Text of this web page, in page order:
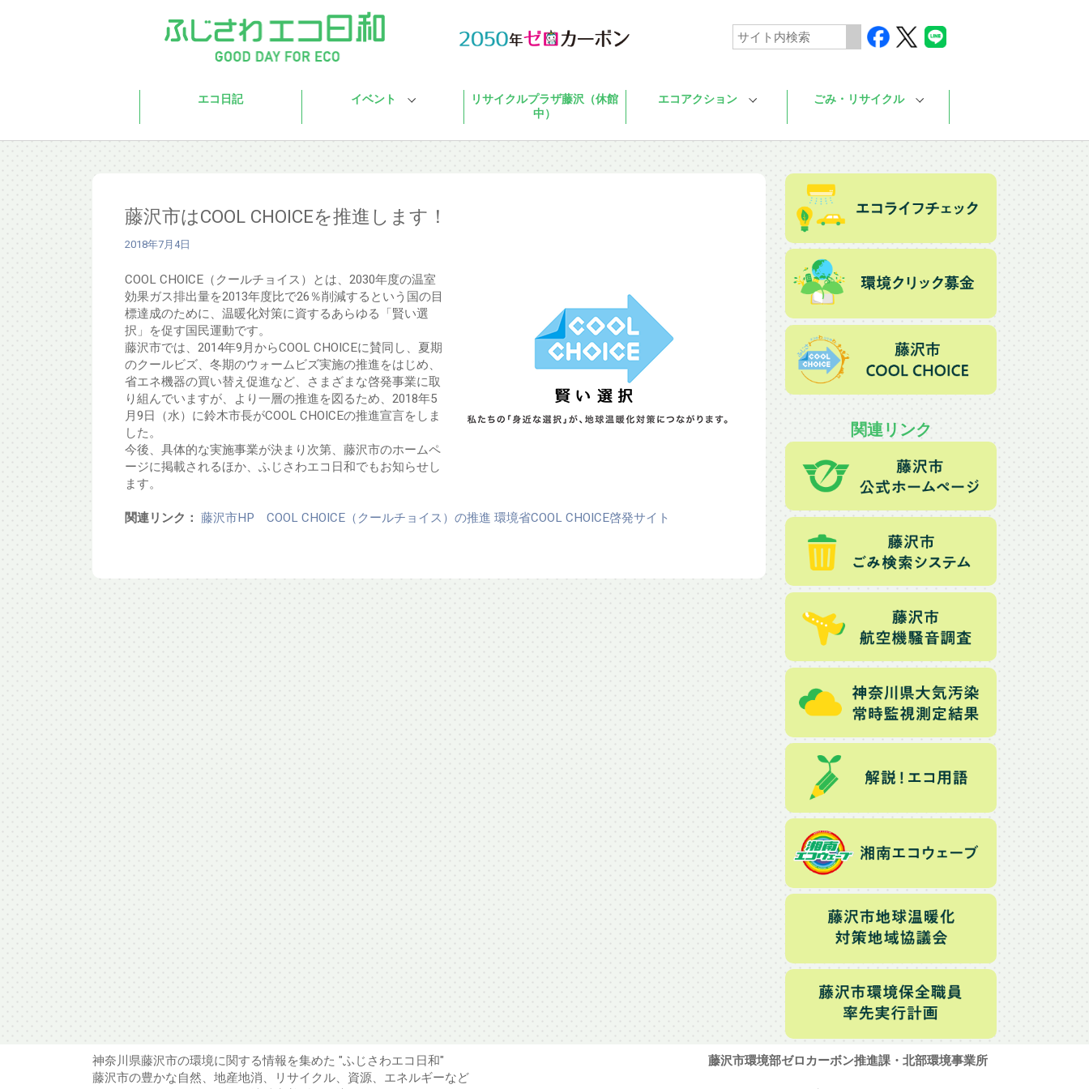
エコ日記 イベント
リサイクルプラザ藤沢（休館
中）
エコアクション ごみ・リサイクル
藤沢市はCOOL CHOICEを推進します！
2018年7月4日
COOL CHOICE（クールチョイス）とは、2030年度の温室
効果ガス排出量を2013年度比で26％削減するという国の目
標達成のために、温暖化対策に資するあらゆる「賢い選
択」を促す国民運動です。
藤沢市では、2014年9月からCOOL CHOICEに賛同し、夏期
のクールビズ、冬期のウォームビズ実施の推進をはじめ、
省エネ機器の買い替え促進など、さまざまな啓発事業に取
り組んでいますが、より一層の推進を図るため、2018年5
月9日（水）に鈴木市長がCOOL CHOICEの推進宣言をしま
した。
今後、具体的な実施事業が決まり次第、藤沢市のホームペ
ージに掲載されるほか、ふじさわエコ日和でもお知らせし
ます。
関連リンク： 藤沢市HP COOL CHOICE（クールチョイス）の推進 環境省COOL CHOICE啓発サイト
関連リンク
神奈川県藤沢市の環境に関する情報を集めた "ふじさわエコ日和"
藤沢市の豊かな自然、地産地消、リサイクル、資源、エネルギーなど
藤沢市環境部ゼロカーボン推進課・北部環境事業所